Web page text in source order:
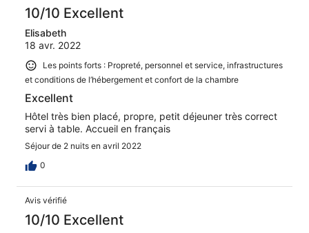
10/10 Excellent
Elisabeth
18 avr. 2022
Les points forts : Propreté, personnel et service, infrastructures
et conditions de l’hébergement et confort de la chambre
Excellent
Hôtel très bien placé, propre, petit déjeuner très correct
servi à table. Accueil en français
Séjour de 2 nuits en avril 2022
0
Avis vérifié
10/10 Excellent